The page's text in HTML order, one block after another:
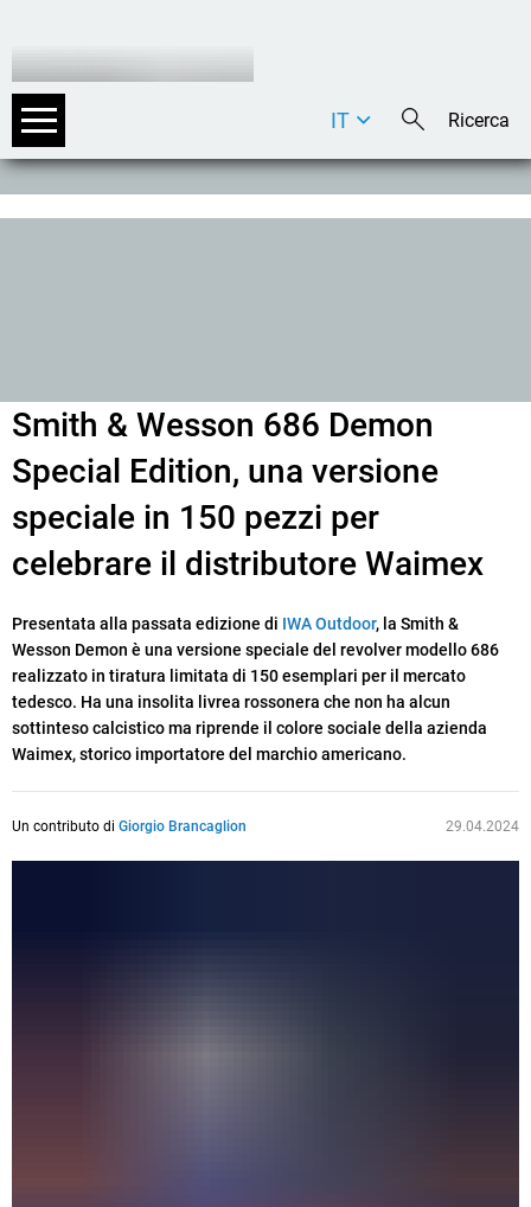
DE
IT
Smith & Wesson 686 Demon
Special Edition, una versione
speciale in 150 pezzi per
celebrare il distributore Waimex
Presentata alla passata edizione di IWA Outdoor, la Smith &
Wesson Demon è una versione speciale del revolver modello 686
realizzato in tiratura limitata di 150 esemplari per il mercato
tedesco. Ha una insolita livrea rossonera che non ha alcun
sottinteso calcistico ma riprende il colore sociale della azienda
Waimex, storico importatore del marchio americano.
Un contributo di Giorgio Brancaglion 29.04.2024